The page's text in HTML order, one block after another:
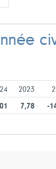
2023
7,78 -